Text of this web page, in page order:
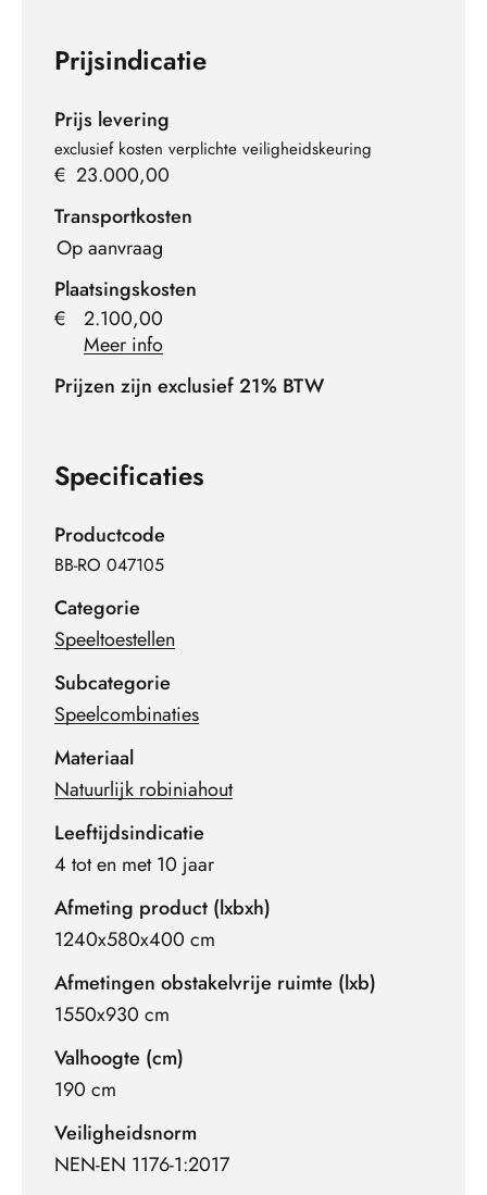
Prijsindicatie
Prijs levering
exclusief kosten verplichte veiligheidskeuring
€ 23.000,00
Transportkosten
Op aanvraag
Plaatsingskosten
€
2.100,00
Meer info
Prijzen zijn exclusief 21% BTW
Specificaties
Productcode
BB-RO 047105
Categorie
Speeltoestellen
Subcategorie
Speelcombinaties
Materiaal
Natuurlijk robiniahout
Leeftijdsindicatie
4 tot en met 10 jaar
Afmeting product (lxbxh)
1240x580x400 cm
Afmetingen obstakelvrije ruimte (lxb)
1550x930 cm
Valhoogte (cm)
190 cm
Veiligheidsnorm
NEN-EN 1176-1:2017